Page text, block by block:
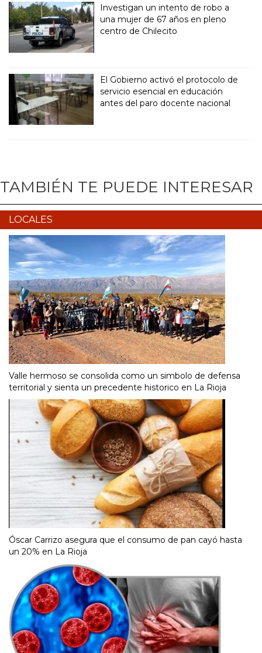
Investigan un intento de robo a
una mujer de 67 años en pleno
centro de Chilecito
El Gobierno activó el protocolo de
servicio esencial en educación
antes del paro docente nacional
TAMBIÉN TE PUEDE INTERESAR
LOCALES
Valle hermoso se consolida como un simbolo de defensa
territorial y sienta un precedente historico en La Rioja
Óscar Carrizo asegura que el consumo de pan cayó hasta
un 20% en La Rioja